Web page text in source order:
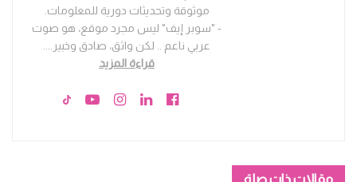
موثوقة وتحديثات دورية للمعلومات.
- "سوبر إيف" ليس مجرد موقع، هو صوت
عربي ناعم .. لكن واثق، صادق وخبير.
قراءة المزيد
مقالات ذات صلة